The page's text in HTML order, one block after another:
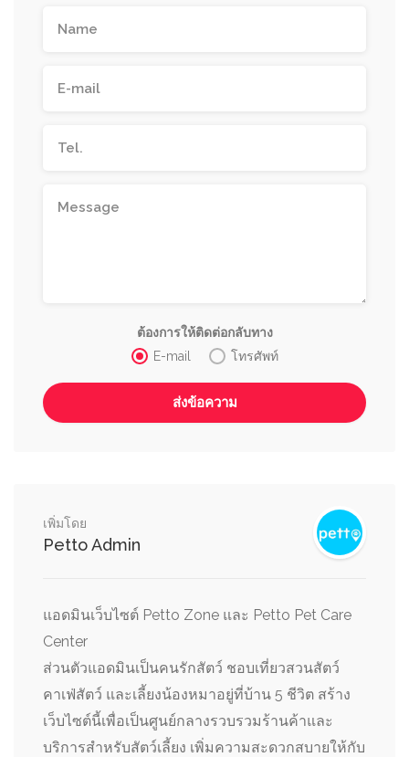
ต้องการให้ติดต่อกลับทาง
E-mail
โทรศัพท์
เพิ่มโดย
Petto Admin
แอดมินเว็บไซต์ Petto Zone และ Petto Pet Care
Center
ส่วนตัวแอดมินเป็นคนรักสัตว์ ชอบเที่ยวสวนสัตว์
คาเฟ่สัตว์ และเลี้ยงน้องหมาอยู่ที่บ้าน 5 ชีวิต สร้าง
เว็บไซต์นี้เพื่อเป็นศูนย์กลางรวบรวมร้านค้าและ
บริการสำหรับสัตว์เลี้ยง เพิ่มความสะดวกสบายให้กับ